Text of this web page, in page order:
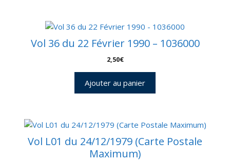
Vol 36 du 22 Février 1990 – 1036000
2,50€
Ajouter au panier
Vol L01 du 24/12/1979 (Carte Postale
Maximum)